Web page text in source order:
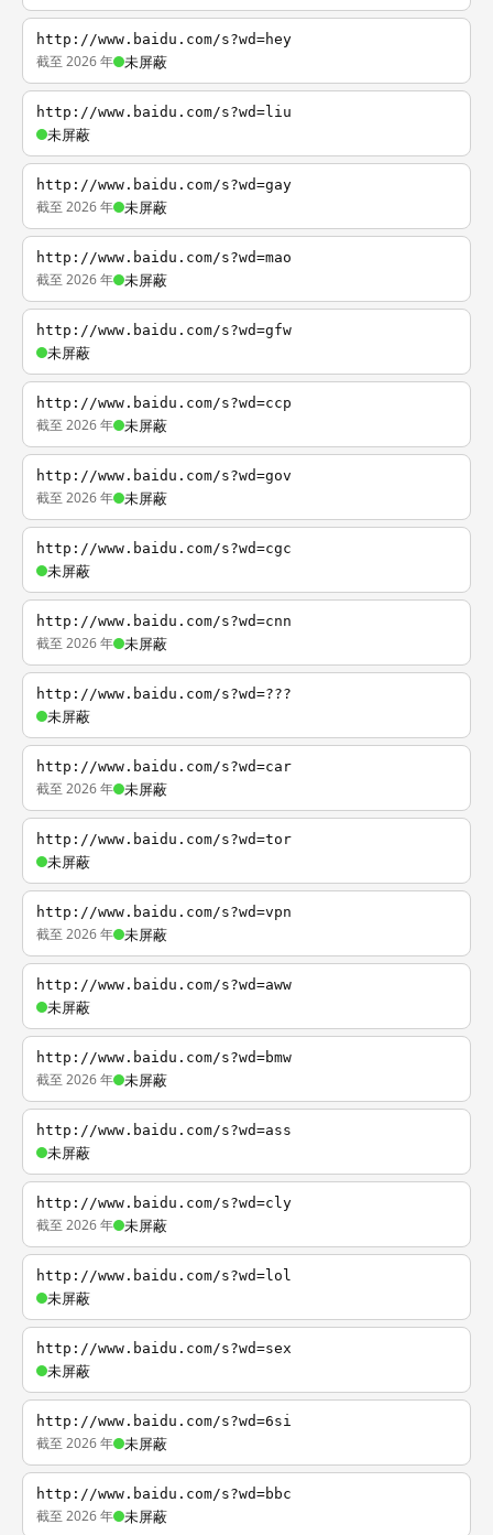
http://www.baidu.com/s?wd=hey
截至 2026 年 未屏蔽
http://www.baidu.com/s?wd=liu
未屏蔽
http://www.baidu.com/s?wd=gay
截至 2026 年 未屏蔽
http://www.baidu.com/s?wd=mao
截至 2026 年 未屏蔽
http://www.baidu.com/s?wd=gfw
未屏蔽
http://www.baidu.com/s?wd=ccp
截至 2026 年 未屏蔽
http://www.baidu.com/s?wd=gov
截至 2026 年 未屏蔽
http://www.baidu.com/s?wd=cgc
未屏蔽
http://www.baidu.com/s?wd=cnn
截至 2026 年 未屏蔽
http://www.baidu.com/s?wd=???
未屏蔽
http://www.baidu.com/s?wd=car
截至 2026 年 未屏蔽
http://www.baidu.com/s?wd=tor
未屏蔽
http://www.baidu.com/s?wd=vpn
截至 2026 年 未屏蔽
http://www.baidu.com/s?wd=aww
未屏蔽
http://www.baidu.com/s?wd=bmw
截至 2026 年 未屏蔽
http://www.baidu.com/s?wd=ass
未屏蔽
http://www.baidu.com/s?wd=cly
截至 2026 年 未屏蔽
http://www.baidu.com/s?wd=lol
未屏蔽
http://www.baidu.com/s?wd=sex
未屏蔽
http://www.baidu.com/s?wd=6si
截至 2026 年 未屏蔽
http://www.baidu.com/s?wd=bbc
截至 2026 年 未屏蔽